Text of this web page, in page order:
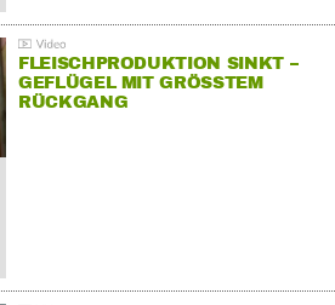
FLEISCHPRODUKTION SINKT –
GEFLÜGEL MIT GRÖSSTEM R
ÜCKGANG